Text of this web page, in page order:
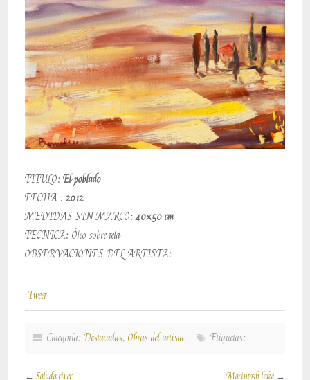
TITULO: El poblado
FECHA :2012
MEDIDAS SIN MARCO:40×50 cm
TECNICA: Óleo sobre tela
OBSERVACIONES DEL ARTISTA:
Tweet
Categoría: Destacadas, Obras del artista Etiquetas:
←Saluda river Macintosh lake→